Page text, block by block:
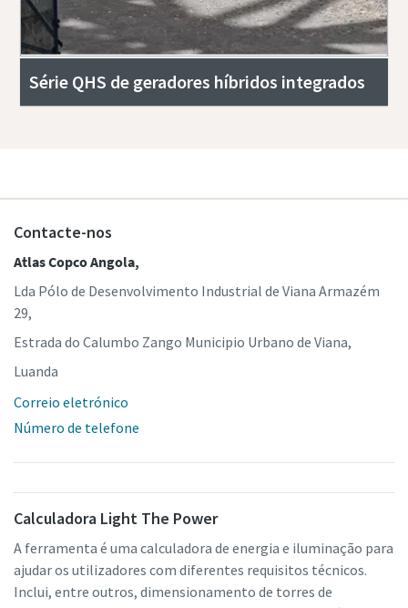
Série QHS de geradores híbridos integrados
Contacte-nos
Atlas Copco Angola,
Lda Pólo de Desenvolvimento Industrial de Viana Armazém
29,
Estrada do Calumbo Zango Municipio Urbano de Viana,
Luanda
Correio eletrónico
Número de telefone
Calculadora Light The Power
A ferramenta é uma calculadora de energia e iluminação para
ajudar os utilizadores com diferentes requisitos técnicos.
Inclui, entre outros, dimensionamento de torres de